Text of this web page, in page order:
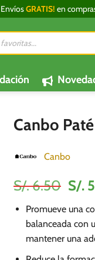
EnvíosGRATIS! en
Canbo
Canbo
S/.6.50 El
era:
S/.
S/.
Promueve una
balanceada con
mantener una